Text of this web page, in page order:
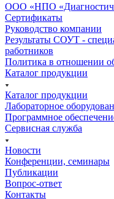
ООО «НПО
Сертификаты
Руководство компании
Результаты СОУТ -
работников
Политика в отношении
Каталог продукции
Каталог продукции
Лабораторное
Программное
Сервисная служба
Новости
Конференции, семинары
Публикации
Вопрос-ответ
Контакты